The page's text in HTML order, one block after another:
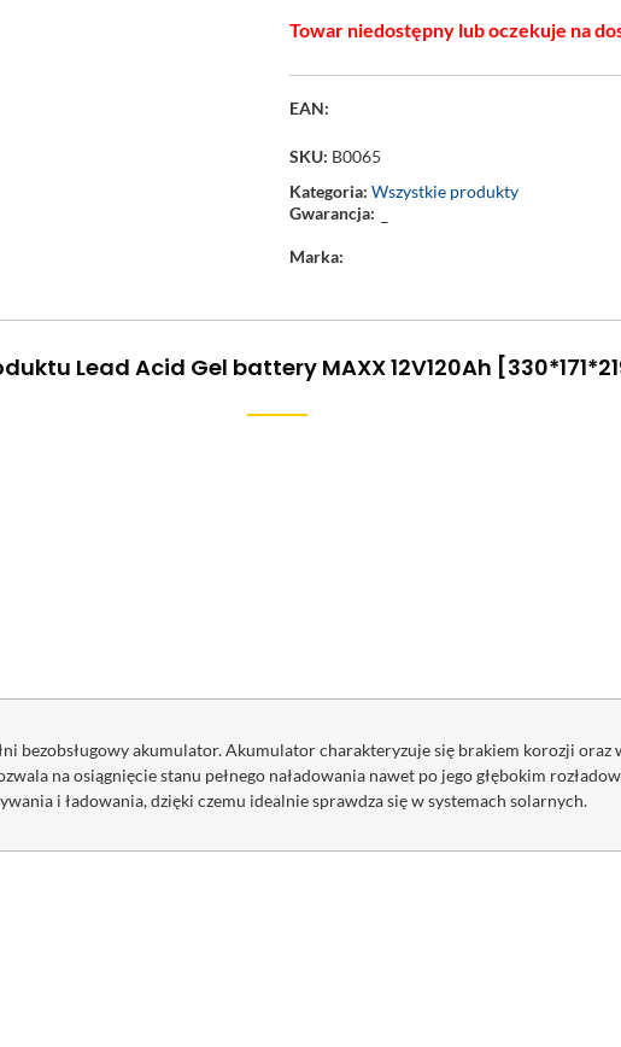
Towar niedostępny lub oczekuje na
EAN:
SKU: B0065
Kategoria:Wszystkie produkty
Gwarancja: –
Marka:
Lead Acid Gel battery MAXX 12V120Ah
bezobsługowy akumulator. Akumulator charakteryzuje się brakiem korozji oraz
na osiągnięcie stanu pełnego naładowania nawet po jego głębokim
i ładowania, dzięki czemu idealnie sprawdza się w systemach solarnych.